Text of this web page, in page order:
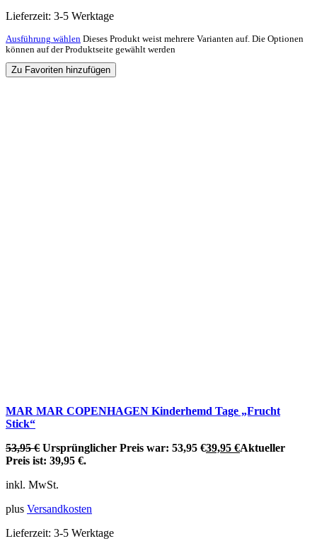
Lieferzeit: 3-5 Werktage
Ausführung wählen Dieses Produkt weist mehrere Varianten auf. Die Optionen
können auf der Produktseite gewählt werden
Zu Favoriten hinzufügen
MAR MAR COPENHAGEN Kinderhemd Tage „Frucht
Stick“
53,95€ Ursprünglicher Preis war: 53,95 €39,95 €Aktueller
Preis ist: 39,95 €.
inkl. MwSt.
plus Versandkosten
Lieferzeit: 3-5 Werktage